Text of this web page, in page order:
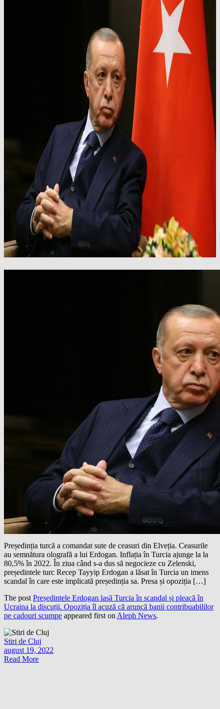
Președinția turcă a comandat sute de ceasuri din Elveția. Ceasurile
au semnătura olografă a lui Erdogan. Inflația în Turcia ajunge la la
80,5% în 2022. În ziua când s-a dus să negocieze cu Zelenski,
președintele turc Recep Tayyip Erdogan a lăsat în Turcia un imens
scandal în care este implicată președinția sa. Presa și opoziția […]
The post Președintele Erdogan lasă Turcia în scandal și pleacă în
Ucraina la discuții. Opoziția îl acuză că aruncă banii contribuabililor
pe cadouri scumpe appeared first on Aleph News.
Stiri de Cluj
august 19, 2022
Read More